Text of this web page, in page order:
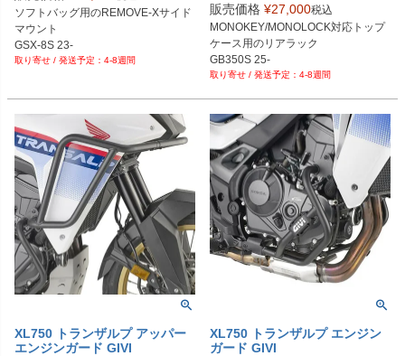
ソフトバッグ用のREMOVE-Xサイド
マウント
GSX-8S 23-
GSX-8R 23-
4-8週間
販売価格 ¥27,000税込
MONOKEY/MONOLOCK対応トップ
ケース用のリアラック
GB350S 25-
4-8週間
XL750 トランザルプ アッパー
エンジンガード GIVI
XL750 トランザルプ エンジン
ガード GIVI